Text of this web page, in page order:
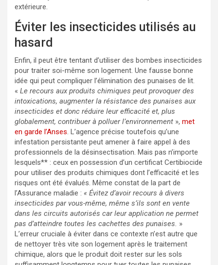
extérieure.
Éviter les insecticides utilisés au
hasard
Enfin, il peut être tentant d’utiliser des bombes insecticides
pour traiter soi-même son logement. Une fausse bonne
idée qui peut compliquer l’élimination des punaises de lit.
« Le recours aux produits chimiques peut provoquer des
intoxications, augmenter la résistance des punaises aux
insecticides et donc réduire leur efficacité et, plus
globalement, contribuer à polluer l’environnement », met
en garde l’Anses. L’agence précise toutefois qu’une
infestation persistante peut amener à faire appel à des
professionnels de la désinsectisation. Mais pas n’importe
lesquels** : ceux en possession d’un certificat Certibiocide
pour utiliser des produits chimiques dont l’efficacité et les
risques ont été évalués. Même constat de la part de
l’Assurance maladie : « Évitez d’avoir recours à divers
insecticides par vous-même, même s’ils sont en vente
dans les circuits autorisés car leur application ne permet
pas d’atteindre toutes les cachettes des punaises. »
L’erreur cruciale à éviter dans ce contexte n’est autre que
de nettoyer très vite son logement après le traitement
chimique, alors que le produit doit rester sur les sols